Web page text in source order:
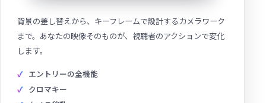
背景の差し替えから、キーフレームで設計するカメラワーク
まで。あなたの映像そのものが、視聴者のアクションで変化
します。
エントリーの全機能
クロマキー